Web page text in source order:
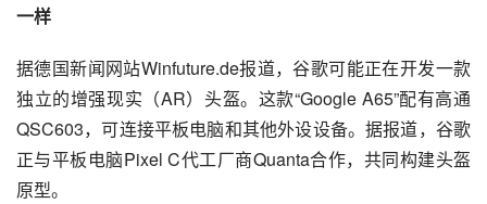
一样
据德国新闻网站Winfuture.de报道，谷歌可能正在开发一款
独立的增强现实（AR）头盔。这款“Google A65”配有高通
QSC603，可连接平板电脑和其他外设设备。据报道，谷歌
正与平板电脑Pixel C代工厂商Quanta合作，共同构建头盔
原型。